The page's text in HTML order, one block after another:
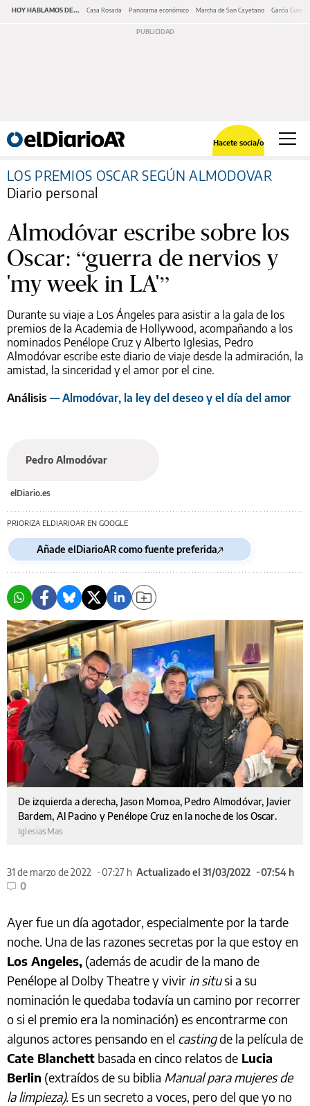
HOY HABLAMOS DE... Casa Rosada Panorama económico Marcha de San Cayetano García Cuerva
Hacete socia/o
LOS PREMIOS OSCAR SEGÚN ALMODOVAR
Diario personal
Almodóvar escribe sobre los
Oscar: “guerra de nervios y
'my week in LA'”
Durante su viaje a Los Ángeles para asistir a la gala de los
premios de la Academia de Hollywood, acompañando a los
nominados Penélope Cruz y Alberto Iglesias, Pedro
Almodóvar escribe este diario de viaje desde la admiración, la
amistad, la sinceridad y el amor por el cine.
Análisis — Almodóvar, la ley del deseo y el día del amor
Pedro Almodóvar
elDiario.es
PRIORIZA ELDIARIOAR EN GOOGLE
Añade elDiarioAR como fuente preferida
De izquierda a derecha, Jason Momoa, Pedro Almodóvar, Javier
Bardem, Al Pacino y Penélope Cruz en la noche de los Oscar.
IglesiasMas
31 de marzo de 2022 07:27 h Actualizado el 31/03/2022
07:54 h
0
Ayer fue un día agotador, especialmente por la tarde
noche. Una de las razones secretas por la que estoy en
Los Angeles, (además de acudir de la mano de
Penélope al Dolby Theatre y vivir in situsi a su
nominación le quedaba todavía un camino por recorrer
o si el premio era la nominación) es encontrarme con
algunos actores pensando en el castingde la película de
Cate Blanchett basada en cinco relatos de Lucia
Berlin (extraídos de su biblia Manual para mujeres de
la limpieza). Es un secreto a voces, pero del que yo no